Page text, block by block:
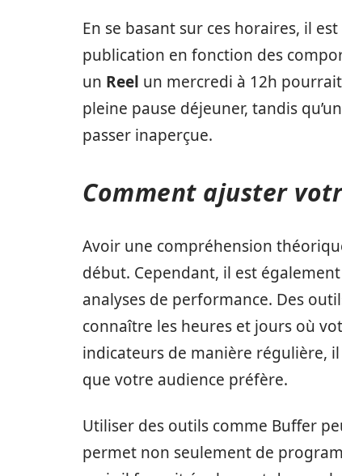
En se basant sur ces horaires, il
publication en fonction des
un Reel un mercredi à 12h
pleine pause déjeuner, tandis
passer inaperçue.
Comment ajuster
Avoir une compréhension
début. Cependant, il est
analyses de performance. Des
connaître les heures et jours où
indicateurs de manière régulière,
que votre audience préfère.
Utiliser des outils comme Buffer
permet non seulement de